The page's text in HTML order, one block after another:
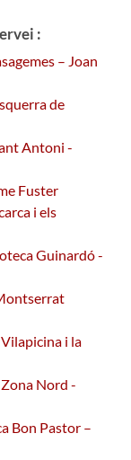
:
– Joan
de
Antoni -
Fuster
i els
Guinardó -
i la
Nord -
Bon Pastor –